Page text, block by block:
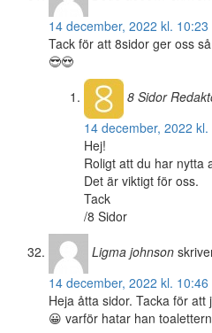
14 december, 2022 kl. 10:23
Tack för att 8sidor ger oss
😎😍
8 Sidor
14 december, 2022 kl.
Hej!
Roligt att du har nytta
Det är viktigt för oss.
Tack
/8 Sidor
Ligma johnson
14 december, 2022 kl. 10:46
Heja åtta sidor. Tacka för
😀 varför hatar han